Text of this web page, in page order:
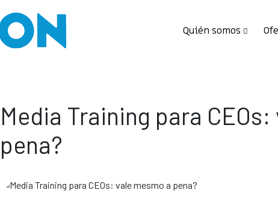
Quién somos
Media Training para
pena?